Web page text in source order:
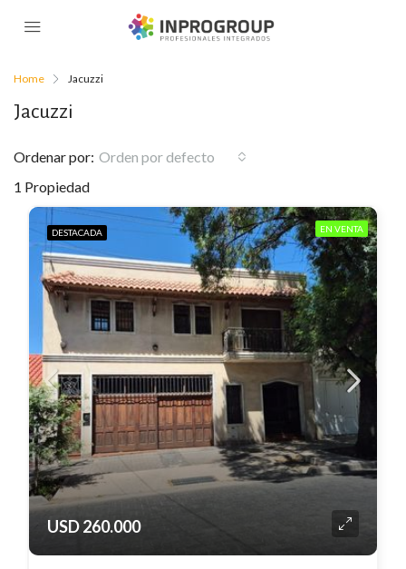
Home Jacuzzi
Jacuzzi
1 Propiedad
Ordenar por: Orden por defecto
DESTACADA EN VENTA
USD 260.000